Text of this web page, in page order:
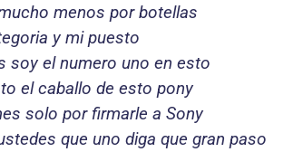
menos por botellas
y mi puesto
soy el numero uno en esto
el caballo de esto pony
solo por firmarle a Sony
que uno diga que gran paso